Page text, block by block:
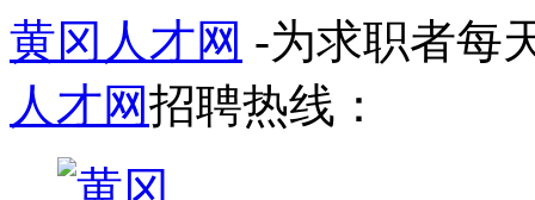
黄冈人才网 -为求职者每
人才网招聘热线：